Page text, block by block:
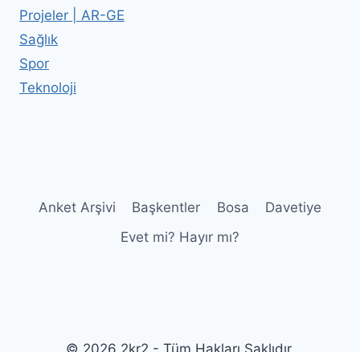
Projeler | AR-GE
Sağlık
Spor
Teknoloji
Anket Arşivi Başkentler Bosa
Davetiye
Evet mi? Hayır mı?
© 2026 2kr2 - Tüm Hakları Saklıdır.